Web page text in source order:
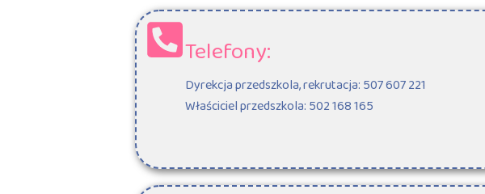
Telefony:
Dyrekcja przedszkola, rekrutacja: 507 607 221
Właściciel przedszkola: 502 168 165